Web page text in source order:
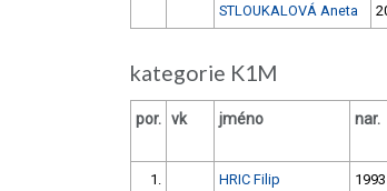
STLOUKALOVÁ Aneta
kategorie K1M
por. vk jméno nar.
1. HRIC Filip 1993